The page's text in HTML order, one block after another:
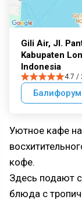
Gili Air, Jl.
Kabupaten
Indonesia
4.7 /
Уютное кафе
кофе.
Здесь подают
блюда с